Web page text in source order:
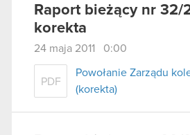
Raport bieżący nr 32/
korekta
24 maja 2011 0:00
PDF
Powołanie Zarządu
(korekta)